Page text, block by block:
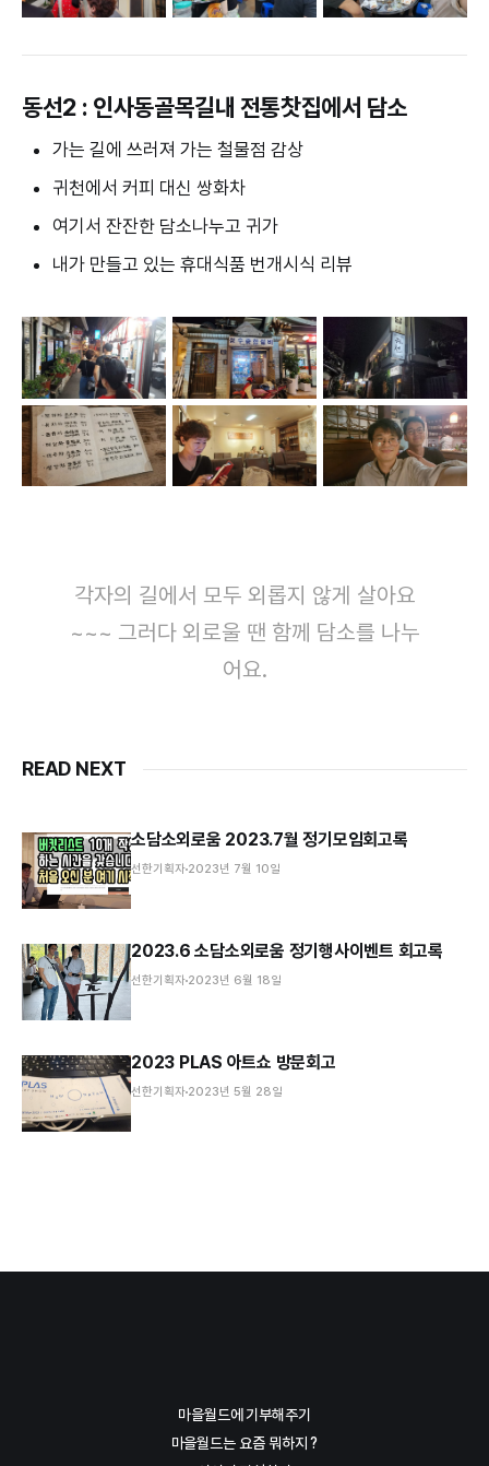
동선2 : 인사동골목길내 전통찻집에서 담소
가는 길에 쓰러져 가는 철물점 감상
귀천에서 커피 대신 쌍화차
여기서 잔잔한 담소나누고 귀가
내가 만들고 있는 휴대식품 번개시식 리뷰
각자의 길에서 모두 외롭지 않게 살아요
~~~ 그러다 외로울 땐 함께 담소를 나누
어요.
READ NEXT
소담소외로움 2023.7월 정기모임회고록
선한기획자 2023년 7월 10일
2023.6 소담소외로움 정기행사이벤트 회고록
선한기획자 2023년 6월 18일
2023 PLAS 아트쇼 방문회고
선한기획자 2023년 5월 28일
마을월드에 기부해주기
마을월드는 요즘 뭐하지 ?